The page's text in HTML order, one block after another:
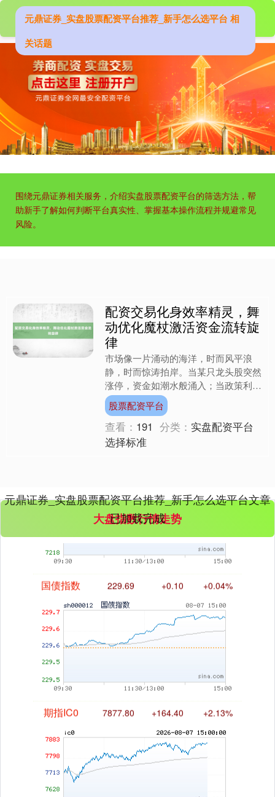
围绕元鼎证券相关服务，介绍实盘股票配资平台的筛选方法，帮
助新手了解如何判断平台真实性、掌握基本操作流程并规避常见
风险。
元鼎证券_实盘股票配资平台推荐_新手怎么选平台 相
关话题
配资交易化身效率精灵，舞
动优化魔杖激活资金流转旋
律
市场像一片涌动的海洋，时而风平浪
静，时而惊涛拍岸。当某只龙头股突然
涨停，资金如潮水般涌入；当政策利空
突袭，板块又像退潮的沙滩股票配资平
台，留下一地凌乱的脚印。在....
股票配资平台
查看： 191 分类： 实盘配资平台
选择标准
元鼎证券_实盘股票配资平台推荐_新手怎么选平台文章
已加载完成
大盘指数行情走势
沪深300 4694.44 +43.13 +0.93%
创业板指 3563.12 +47.56 +1.35%
国债指数 229.69 +0.10 +0.04%
期指IC0 7877.80 +164.40 +2.13%